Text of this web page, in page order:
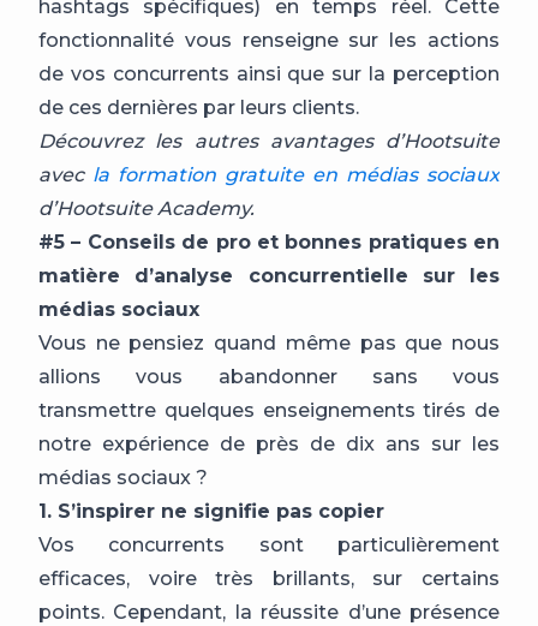
hashtags spécifiques) en temps réel. Cette
fonctionnalité vous renseigne sur les actions
de vos concurrents ainsi que sur la perception
de ces dernières par leurs clients.
Découvrez les autres avantages d’Hootsuite
avec la formation gratuite en médias sociaux
d’Hootsuite Academy.
#5 – Conseils de pro et bonnes pratiques en
matière d’analyse concurrentielle sur les
médias sociaux
Vous ne pensiez quand même pas que nous
allions vous abandonner sans vous
transmettre quelques enseignements tirés de
notre expérience de près de dix ans sur les
médias sociaux ?
1. S’inspirer ne signifie pas copier
Vos concurrents sont particulièrement
efficaces, voire très brillants, sur certains
points. Cependant, la réussite d’une présence